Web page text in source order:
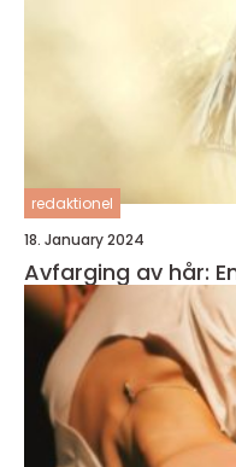
redaktionel
18. January 2024
Avfarging av hår: